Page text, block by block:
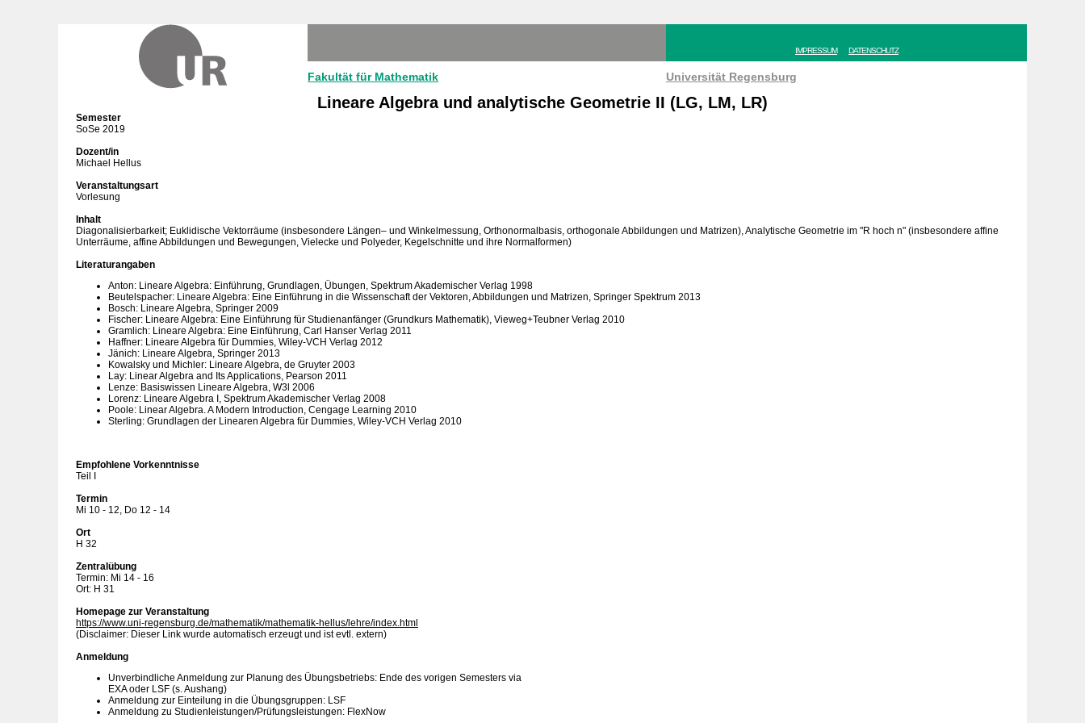
IMPRESSUM DATENSCHUTZ
Fakultät für Mathematik Universität Regensburg
Lineare Algebra und analytische Geometrie II (LG, LM, LR)
Semester
SoSe 2019
Dozent/in
Michael Hellus
Veranstaltungsart
Vorlesung
Inhalt
Diagonalisierbarkeit; Euklidische Vektorräume (insbesondere Längen– und Winkelmessung, Orthonormalbasis, orthogonale Abbildungen und Matrizen), Analytische Geometrie im "R hoch n" (insbesondere affine
Unterräume, affine Abbildungen und Bewegungen, Vielecke und Polyeder, Kegelschnitte und ihre Normalformen)
Literaturangaben
Anton: Lineare Algebra: Einführung, Grundlagen, Übungen, Spektrum Akademischer Verlag 1998
Beutelspacher: Lineare Algebra: Eine Einführung in die Wissenschaft der Vektoren, Abbildungen und Matrizen, Springer Spektrum 2013
Bosch: Lineare Algebra, Springer 2009
Fischer: Lineare Algebra: Eine Einführung für Studienanfänger (Grundkurs Mathematik), Vieweg+Teubner Verlag 2010
Gramlich: Lineare Algebra: Eine Einführung, Carl Hanser Verlag 2011
Haffner: Lineare Algebra für Dummies, Wiley-VCH Verlag 2012
Jänich: Lineare Algebra, Springer 2013
Kowalsky und Michler: Lineare Algebra, de Gruyter 2003
Lay: Linear Algebra and Its Applications, Pearson 2011
Lenze: Basiswissen Lineare Algebra, W3l 2006
Lorenz: Lineare Algebra I, Spektrum Akademischer Verlag 2008
Poole: Linear Algebra. A Modern Introduction, Cengage Learning 2010
Sterling: Grundlagen der Linearen Algebra für Dummies, Wiley-VCH Verlag 2010
Empfohlene Vorkenntnisse
Teil I
Termin
Mi 10 - 12, Do 12 - 14
Ort
H 32
Zentralübung
Termin: Mi 14 - 16
Ort: H 31
Homepage zur Veranstaltung
https://www.uni-regensburg.de/mathematik/mathematik-hellus/lehre/index.html
(Disclaimer: Dieser Link wurde automatisch erzeugt und ist evtl. extern)
Anmeldung
Unverbindliche Anmeldung zur Planung des Übungsbetriebs: Ende des vorigen Semesters via
EXA oder LSF (s. Aushang)
Anmeldung zur Einteilung in die Übungsgruppen: LSF
Anmeldung zu Studienleistungen/Prüfungsleistungen: FlexNow